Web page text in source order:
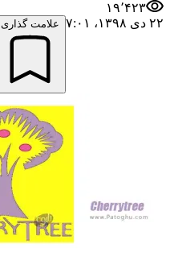
۱۹٬۴۲۳
۲۲ دی ۱۳۹۸،‏ ۷:۰۱
علامت گذاری